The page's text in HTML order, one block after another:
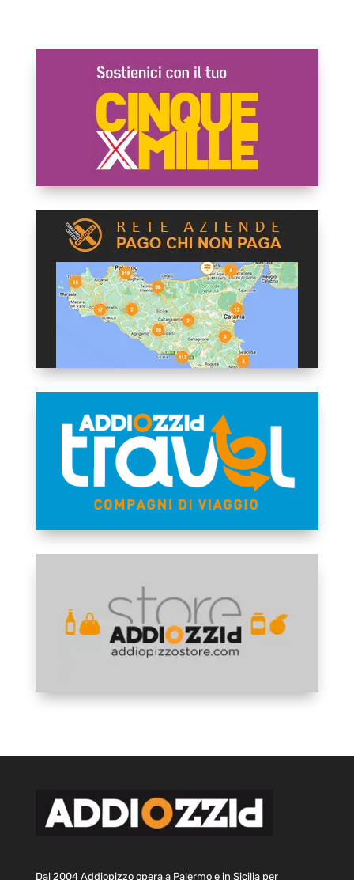
Dal 2004 Addiopizzo opera a Palermo e in Sicilia per